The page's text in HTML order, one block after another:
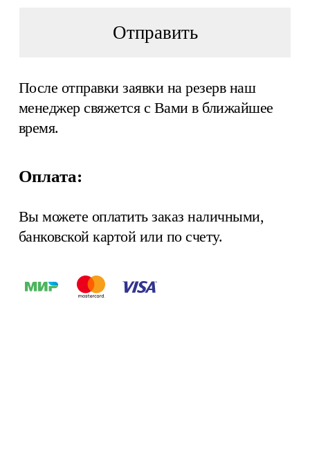
Отправить
После отправки заявки на резерв наш
менеджер свяжется с Вами в ближайшее
время.
Оплата:
Вы можете оплатить заказ наличными,
банковской картой или по счету.